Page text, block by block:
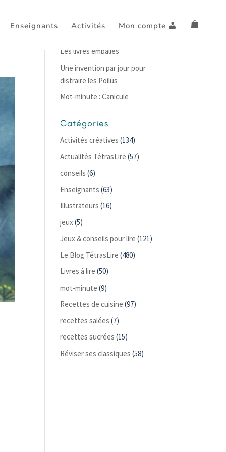
Enseignants Activités Mon compte
Les livres emballés
Une invention par jour pour
distraire les Poilus
Mot-minute : Canicule
Catégories
Activités créatives (134)
Actualités TétrasLire (57)
conseils (6)
Enseignants (63)
Illustrateurs (16)
jeux (5)
Jeux & conseils pour lire (121)
Le Blog TétrasLire (480)
Livres à lire (50)
mot-minute (9)
Recettes de cuisine (97)
recettes salées (7)
recettes sucrées (15)
Réviser ses classiques (58)